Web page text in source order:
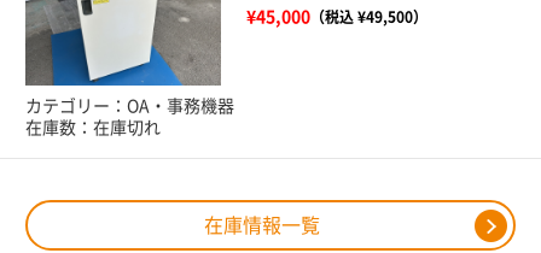
在庫情報一覧
¥45,000（税込 ¥49,500）
カテゴリー：OA・事務機器
在庫数：在庫切れ